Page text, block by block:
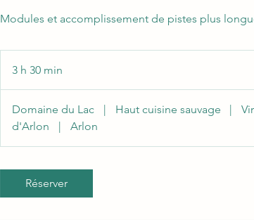
Modules et accomplissement de pistes plus
3 h 30 min
h
3
n
Domaine du Lac | Haut cuisine sauvage |
d'Arlon
| Arlon
Réserver